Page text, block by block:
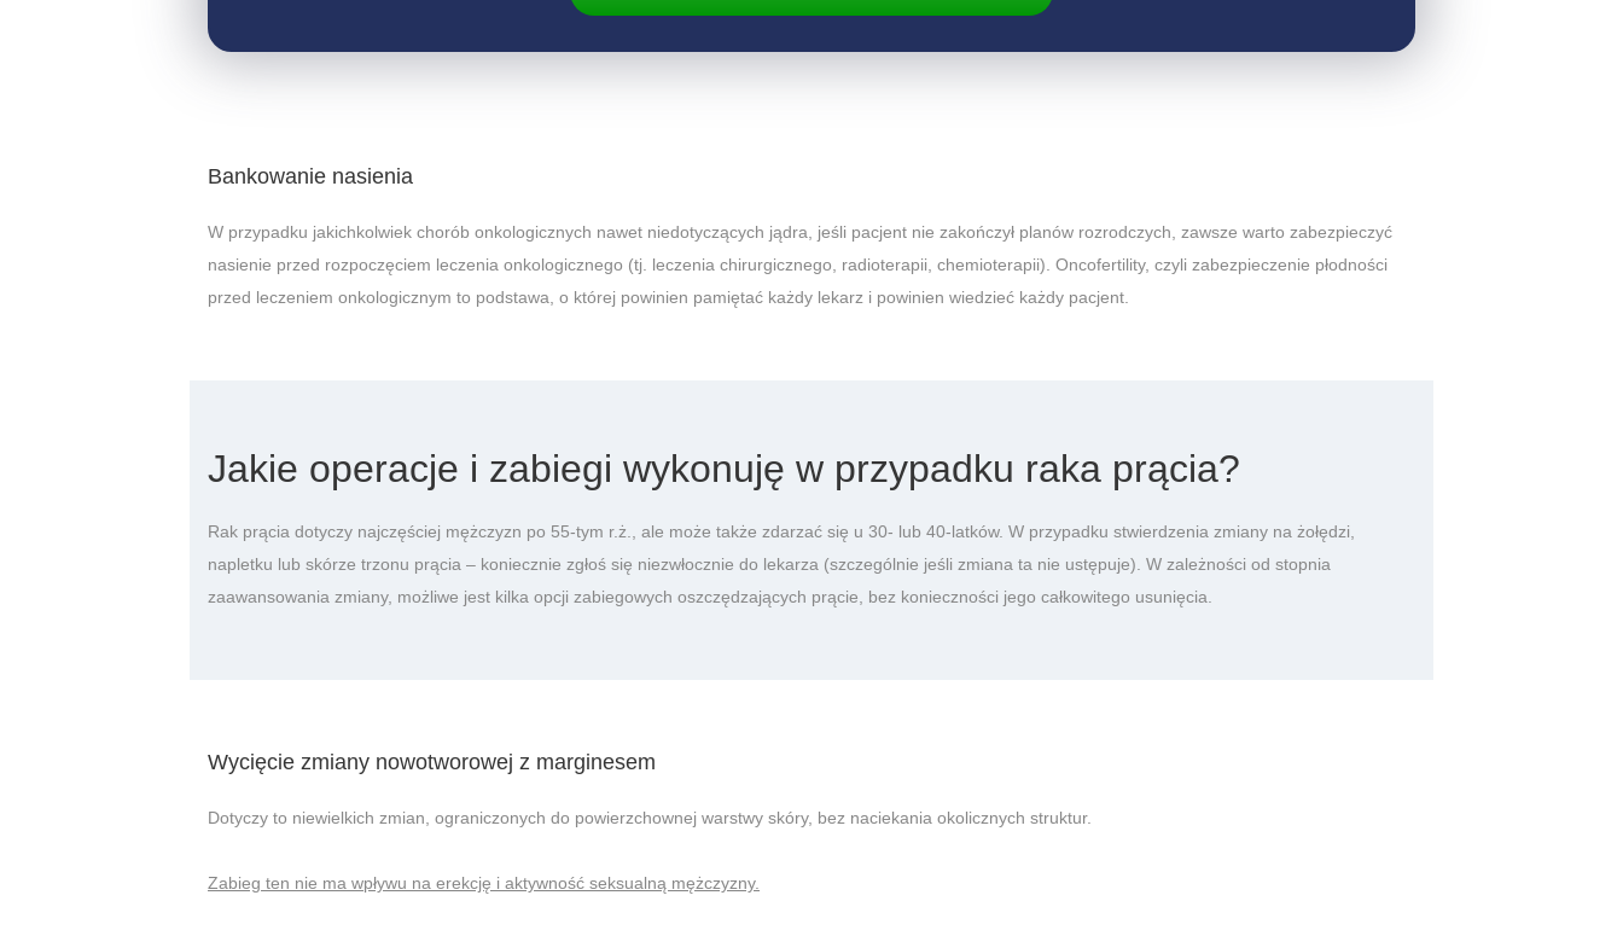
Bankowanie nasienia
W przypadku jakichkolwiek chorób onkologicznych nawet niedotyczących jądra, jeśli pacjent nie zakończył planów rozrodczych, zawsze warto zabezpieczyć
nasienie przed rozpoczęciem leczenia onkologicznego (tj. leczenia chirurgicznego, radioterapii, chemioterapii). Oncofertility, czyli zabezpieczenie płodności
przed leczeniem onkologicznym to podstawa, o której powinien pamiętać każdy lekarz i powinien wiedzieć każdy pacjent.
Jakie operacje i zabiegi wykonuję w przypadku raka prącia?
Rak prącia dotyczy najczęściej mężczyzn po 55-tym r.ż., ale może także zdarzać się u 30- lub 40-latków. W przypadku stwierdzenia zmiany na żołędzi,
napletku lub skórze trzonu prącia – koniecznie zgłoś się niezwłocznie do lekarza (szczególnie jeśli zmiana ta nie ustępuje). W zależności od stopnia
zaawansowania zmiany, możliwe jest kilka opcji zabiegowych oszczędzających prącie, bez konieczności jego całkowitego usunięcia.
Wycięcie zmiany nowotworowej z marginesem
Dotyczy to niewielkich zmian, ograniczonych do powierzchownej warstwy skóry, bez naciekania okolicznych struktur.
Zabieg ten nie ma wpływu na erekcję i aktywność seksualną mężczyzny.